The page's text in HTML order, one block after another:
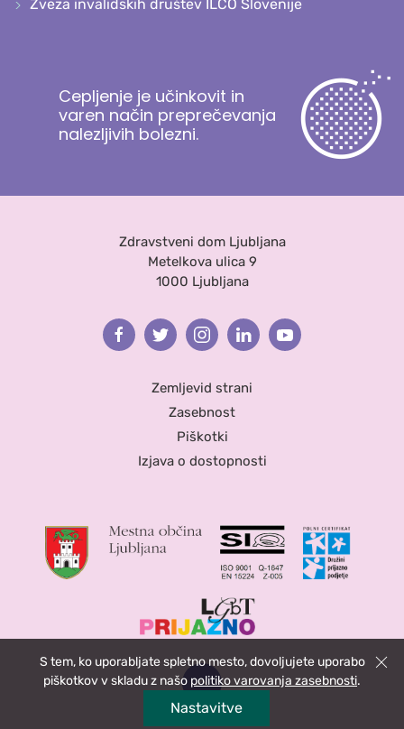
Zveza invalidskih društev ILCO Slovenije
Cepljenje je učinkovit in
varen način preprečevanja
nalezljivih bolezni.
Zdravstveni dom Ljubljana
Metelkova ulica 9
1000 Ljubljana
FacebookTwitterInstagramLinkedinYoutube
Zemljevid strani
Zasebnost
Piškotki
Izjava o dostopnosti
S tem, ko uporabljate spletno mesto, dovoljujete uporabo
piškotkov v skladu z našo politiko varovanja zasebnosti.
Nastavitve
Zapri